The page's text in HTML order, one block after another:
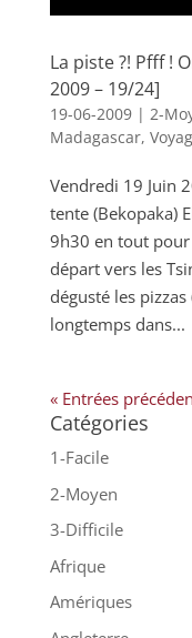
La piste ?! Pfff !
2009 – 19/24]
19-06-2009| 2-
Madagascar,
Vendredi 19 Juin
tente (Bekopaka)
9h30 en tout
départ vers les
dégusté les
longtemps dans...
« Entrées
Catégories
1-Facile
2-Moyen
3-Difficile
Afrique
Amériques